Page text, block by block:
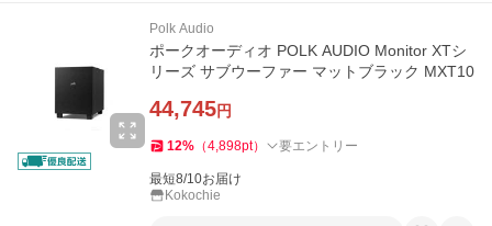
Polk Audio
ポークオーディオ POLK AUDIO Monitor XTシ
リーズ サブウーファー マットブラック MXT10
44,745円
12% （4,898pt） 要エントリー
最短8/10お届け
Kokochie